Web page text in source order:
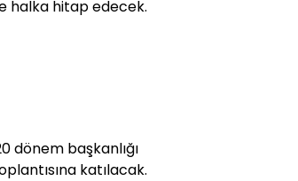
halka hitap edecek.
dönem başkanlığı
katılacak.